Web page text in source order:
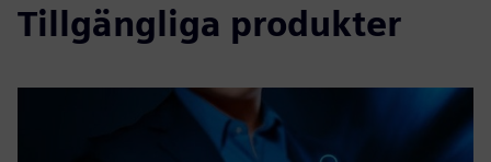
Tillgängliga produkter